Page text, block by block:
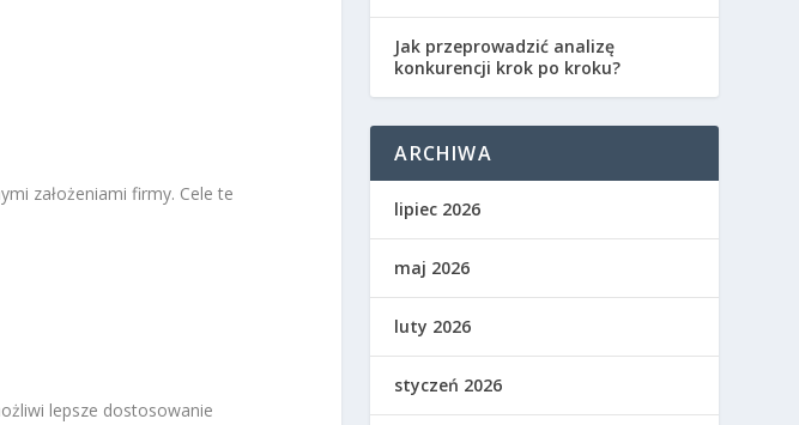
założeniami firmy. Cele te
lepsze dostosowanie
Jak przeprowadzić analizę
konkurencji krok po kroku?
ARCHIWA
lipiec 2026
maj 2026
luty 2026
styczeń 2026